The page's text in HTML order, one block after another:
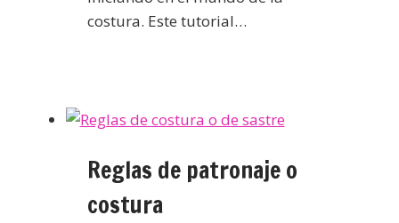
costura. Este tutorial…
Reglas de patronaje o
costura